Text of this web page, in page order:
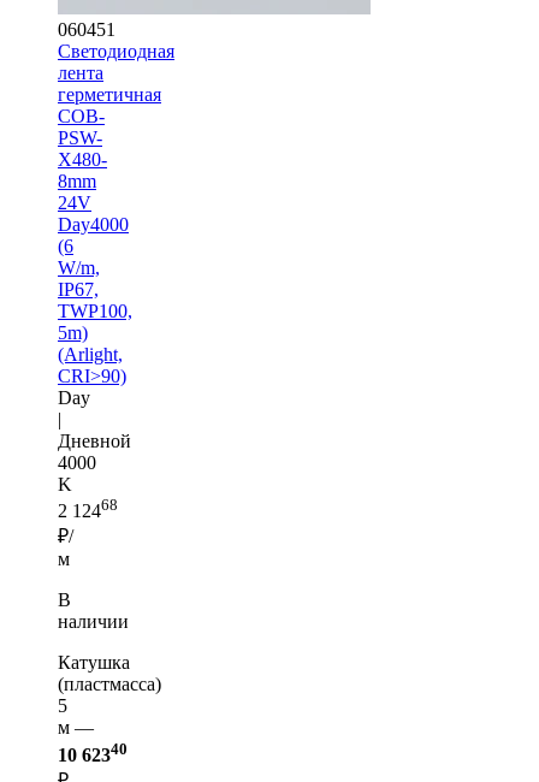
060451
Светодиодная
лента
герметичная
COB-
PSW-
X480-
8mm
24V
Day4000
(6
W/m,
IP67,
TWP100,
5m)
(Arlight,
CRI>90)
Day
|
Дневной
4000
K
2 12468
₽/
м
В
наличии
Катушка
(пластмасса)
5
м —
10 62340